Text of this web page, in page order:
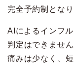
完全予約制とな
AIによるインフ
判定はできません
痛みは少なく、